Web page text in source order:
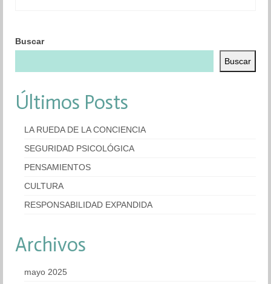
Buscar
Buscar
Últimos Posts
LA RUEDA DE LA CONCIENCIA
SEGURIDAD PSICOLÓGICA
PENSAMIENTOS
CULTURA
RESPONSABILIDAD EXPANDIDA
Archivos
mayo 2025